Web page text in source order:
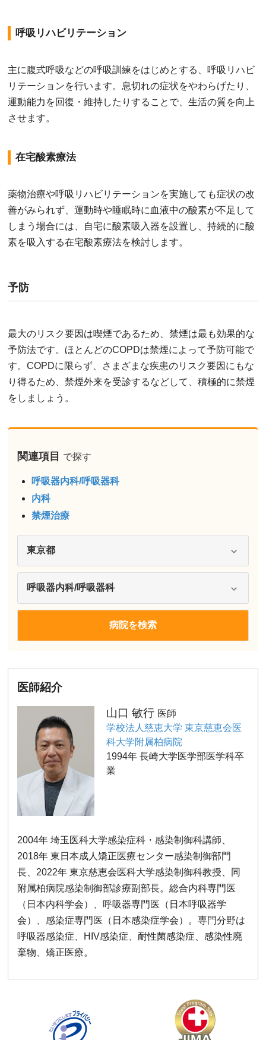
呼吸リハビリテーション
主に腹式呼吸などの呼吸訓練をはじめとする、呼吸リハビ
リテーションを行います。息切れの症状をやわらげたり、
運動能力を回復・維持したりすることで、生活の質を向上
させます。
在宅酸素療法
薬物治療や呼吸リハビリテーションを実施しても症状の改
善がみられず、運動時や睡眠時に血液中の酸素が不足して
しまう場合には、自宅に酸素吸入器を設置し、持続的に酸
素を吸入する在宅酸素療法を検討します。
予防
最大のリスク要因は喫煙であるため、禁煙は最も効果的な
予防法です。ほとんどのCOPDは禁煙によって予防可能で
す。COPDに限らず、さまざまな疾患のリスク要因にもな
り得るため、禁煙外来を受診するなどして、積極的に禁煙
をしましょう。
関連項目 で探す
呼吸器内科/呼吸器科
内科
禁煙治療
医師紹介
山口 敏行 医師
学校法人慈恵大学 東京慈恵会医
科大学附属柏病院
1994年 長崎大学医学部医学科卒
業
2004年 埼玉医科大学感染症科・感染制御科講師、
2018年 東日本成人矯正医療センター感染制御部門
長、2022年 東京慈恵会医科大学感染制御科教授、同
附属柏病院感染制御部診療副部長。総合内科専門医
（日本内科学会）、呼吸器専門医（日本呼吸器学
会）、感染症専門医（日本感染症学会）。専門分野は
呼吸器感染症、HIV感染症、耐性菌感染症、感染性廃
棄物、矯正医療。